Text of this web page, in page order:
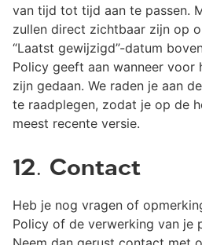
van tijd tot tijd aan te passen.
zullen direct zichtbaar zijn op
“Laatst gewijzigd”-datum
Policy geeft aan wanneer voor
zijn gedaan. We raden je aan
te raadplegen, zodat je op de
meest recente versie.
12. Contact
Heb je nog vragen of
Policy of de verwerking van je